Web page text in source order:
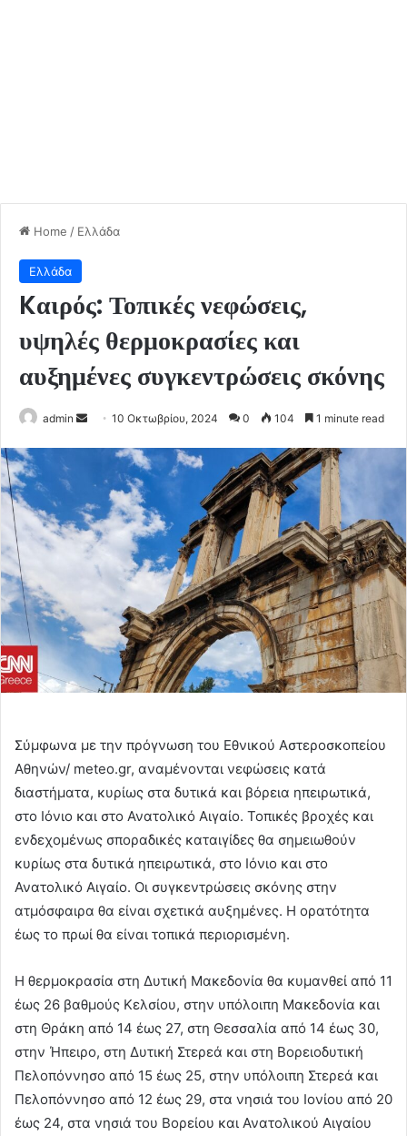
Home / Ελλάδα
Ελλάδα
Kαιρός: Τοπικές νεφώσεις,
υψηλές θερμοκρασίες και
αυξημένες συγκεντρώσεις σκόνης
admin
Send10 Οκτωβρίου, 2024 0 104 1 minute read
Σύμφωνα με την πρόγνωση του Εθνικού Αστεροσκοπείου
Αθηνών/ meteo.gr, αναμένονται νεφώσεις κατά
διαστήματα, κυρίως στα δυτικά και βόρεια ηπειρωτικά,
στο Ιόνιο και στο Ανατολικό Αιγαίο. Τοπικές βροχές και
ενδεχομένως σποραδικές καταιγίδες θα σημειωθούν
κυρίως στα δυτικά ηπειρωτικά, στο Ιόνιο και στο
Ανατολικό Αιγαίο. Οι συγκεντρώσεις σκόνης στην
ατμόσφαιρα θα είναι σχετικά αυξημένες. Η ορατότητα
έως το πρωί θα είναι τοπικά περιορισμένη.
Η θερμοκρασία στη Δυτική Μακεδονία θα κυμανθεί από 11
έως 26 βαθμούς Κελσίου, στην υπόλοιπη Μακεδονία και
στη Θράκη από 14 έως 27, στη Θεσσαλία από 14 έως 30,
στην Ήπειρο, στη Δυτική Στερεά και στη Βορειοδυτική
Πελοπόννησο από 15 έως 25, στην υπόλοιπη Στερεά και
Πελοπόννησο από 12 έως 29, στα νησιά του Ιονίου από 20
έως 24, στα νησιά του Βορείου και Ανατολικού Αιγαίου